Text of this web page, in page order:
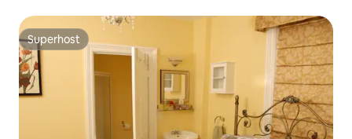
Superhost
Superhost